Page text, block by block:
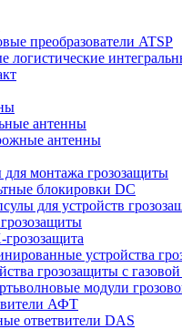
преобразователи ATSP
логистические
антенны
антенны
для монтажа грозозащиты
блокировки DC
для устройств
устройства
грозозащиты с
модули
АФТ
ответвители DAS